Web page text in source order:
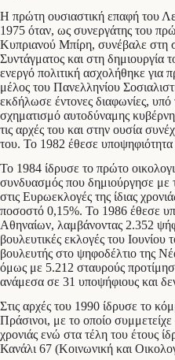
Η πρώτη ουσιαστική επαφή του
1975 όταν, ως συνεργάτης του
Κυπριανού Μπίρη, συνέβαλε στη
Συντάγματος και στη
ενεργό πολιτική ασχολήθηκε για
μέλος του Πανελληνίου
εκδήλωσε έντονες διαφωνίες,
σχηματισμό αυτοδύναμης
τις αρχές του και στην ουσία
του. Το 1982 έθεσε υποψηφιότητα
Το 1984 ίδρυσε το πρώτο
συνδυασμός που δημιούργησε με
στις Ευρωεκλογές της ίδιας
ποσοστό 0,15%. Το 1986 έθεσε
Αθηναίων, λαμβάνοντας 2.352
βουλευτικές εκλογές του
βουλευτής στο ψηφοδέλτιο της
όμως με 5.212 σταυρούς
ανάμεσα σε 31 υποψήφιους και
Στις αρχές του 1990 ίδρυσε το
Πράσινοι, με το οποίο συμμετείχε
χρονιάς ενώ στα τέλη του έτους
Κανάλι 67 (Κοινωνική και